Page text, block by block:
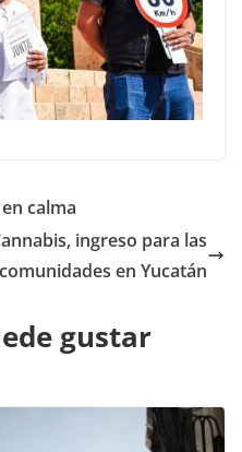
calma
ingreso para las
comunidades en Yucatán
gustar